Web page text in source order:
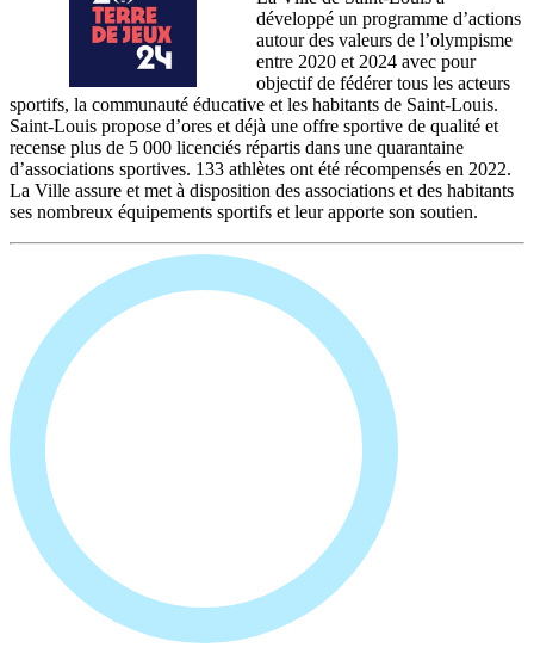
développé un programme d’actions
autour des valeurs de l’olympisme
entre 2020 et 2024 avec pour
objectif de fédérer tous les acteurs
sportifs, la communauté éducative et les habitants de Saint-Louis.
Saint-Louis propose d’ores et déjà une offre sportive de qualité et
recense plus de 5 000 licenciés répartis dans une quarantaine
d’associations sportives. 133 athlètes ont été récompensés en 2022.
La Ville assure et met à disposition des associations et des habitants
ses nombreux équipements sportifs et leur apporte son soutien.